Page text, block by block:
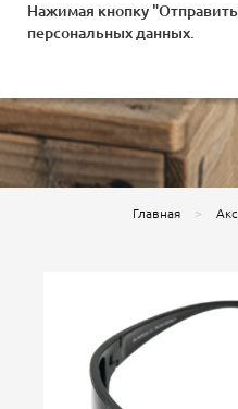
Нажимая кнопку
персональных данных
Главная